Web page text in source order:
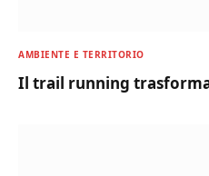
AMBIENTE E TERRITORIO
Il trail running trasforma